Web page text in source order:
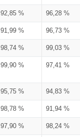
92,85 % 96,28 %
91,99 % 96,73 %
98,74 % 99,03 %
99,90 % 97,41 %
95,75 % 94,83 %
98,78 % 91,94 %
97,90 % 98,24 %